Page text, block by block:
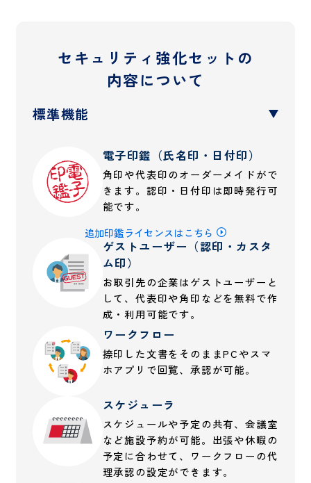
セキュリティ強化セットの
内容について
標準機能
電子印鑑（氏名印・日付印）
角印や代表印のオーダーメイドがで
きます。認印・日付印は即時発行可
能です。
追加印鑑ライセンスはこちら
ゲストユーザー（認印・カスタ
ム印）
お取引先の企業はゲストユーザーと
して、代表印や角印などを無料で作
成・利用可能です。
ワークフロー
捺印した文書をそのままPCやスマ
ホアプリで回覧、承認が可能。
スケジューラ
スケジュールや予定の共有、会議室
など施設予約が可能。出張や休暇の
予定に合わせて、ワークフローの代
理承認の設定ができます。